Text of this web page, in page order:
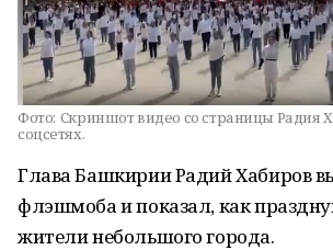
Фото: Скриншот видео со страницы Радия
соцсетях.
Глава Башкирии Радий Хабиров
флэшмоба и показал, как
жители небольшого города.